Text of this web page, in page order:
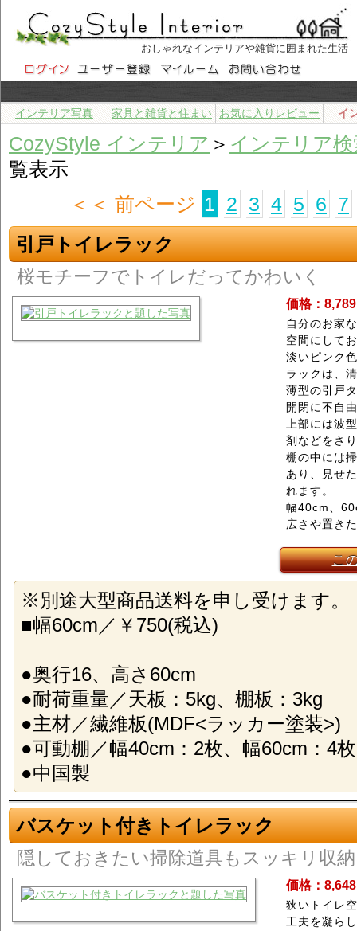
おしゃれなインテリアや雑貨に囲まれた生活
インテリア写真 家具と雑貨と住まい お気に入りレビュー イ
CozyStyle インテリア ＞ インテリア検
覧表示
＜＜ 前ページ 1 2 3 4 5 6 7
引戸トイレラック
桜モチーフでトイレだってかわいく
価格：
自分のお家
空間にして
淡いピンク
ラックは、
薄型の引戸
開閉に不自
上部には波
剤などをさ
棚の中には
あり、見せ
れます。
幅40cm、
広さや置き
こ
※別途大型商品送料を申し受けます。
■幅60cm／￥750(税込)
●奥行16、高さ60cm
●耐荷重量／天板：5kg、棚板：3kg
●主材／繊維板(MDF<ラッカー塗装>)
●可動棚／幅40cm：2枚、幅60cm：4枚
●中国製
バスケット付きトイレラック
隠しておきたい掃除道具もスッキリ収納
価格：
狭いトイレ
工夫を凝ら